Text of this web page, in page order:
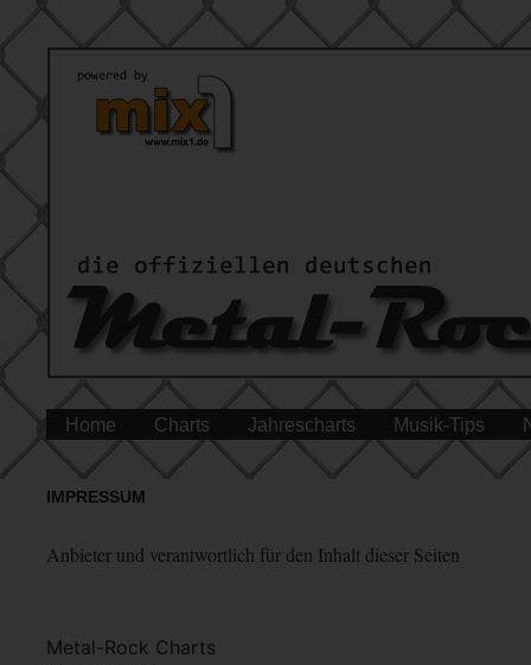
Home Charts Jahrescharts Musik-Tips
IMPRESSUM
Anbieter und verantwortlich für den Inhalt dieser Seiten
Metal-Rock Charts